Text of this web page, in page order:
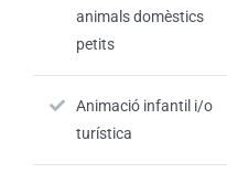
animals domèstics
petits
Animació infantil i/o
turística